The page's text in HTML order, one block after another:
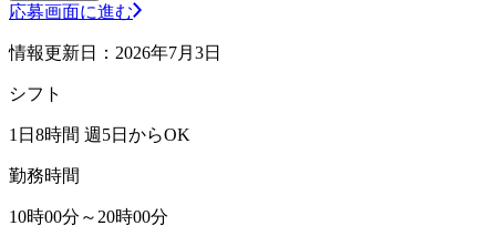
応募画面に進む
情報更新日：2026年7月3日
シフト
1日8時間 週5日からOK
勤務時間
10時00分～20時00分